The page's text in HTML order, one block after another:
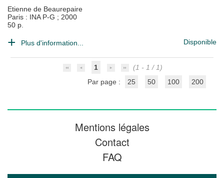
Etienne de Beaurepaire
Paris : INA P-G ; 2000
50 p.
Plus d'information... Disponible
1
(1 - 1 / 1)
Par page :
25 50 100 200
Mentions légales
Contact
FAQ